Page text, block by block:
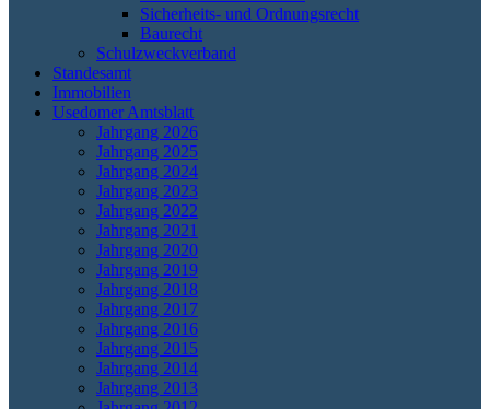
Sicherheits- und Ordnungsrecht
Baurecht
Schulzweckverband
Standesamt
Immobilien
Usedomer Amtsblatt
Jahrgang 2026
Jahrgang 2025
Jahrgang 2024
Jahrgang 2023
Jahrgang 2022
Jahrgang 2021
Jahrgang 2020
Jahrgang 2019
Jahrgang 2018
Jahrgang 2017
Jahrgang 2016
Jahrgang 2015
Jahrgang 2014
Jahrgang 2013